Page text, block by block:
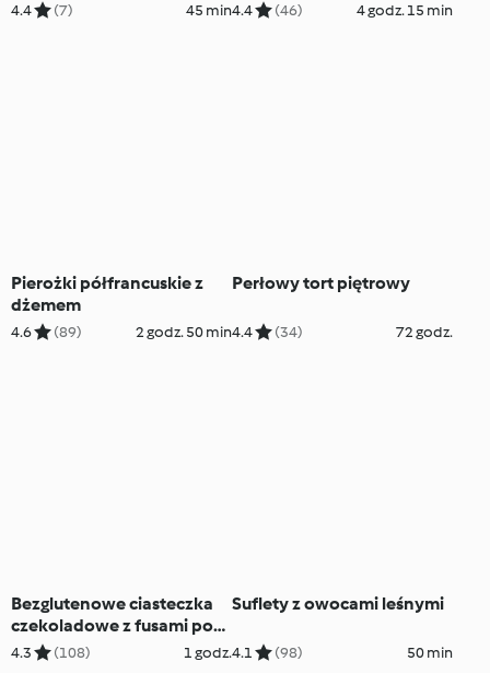
4.4 (7) 45 min4.4 (46) 4 godz. 15 min
Pierożki półfrancuskie z
dżemem
4.6 (89) 2 godz. 50 min
Perłowy tort piętrowy
4.4 (34) 72 godz.
Bezglutenowe ciasteczka
czekoladowe z fusami po
kawie
4.3 (108) 1 godz.
Suflety z owocami leśnymi
4.1 (98) 50 min